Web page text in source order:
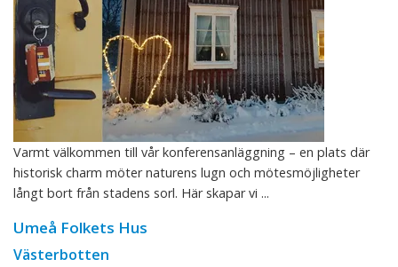
Varmt välkommen till vår konferensanläggning – en plats där
historisk charm möter naturens lugn och mötesmöjligheter
långt bort från stadens sorl. Här skapar vi ...
Umeå Folkets Hus
Västerbotten